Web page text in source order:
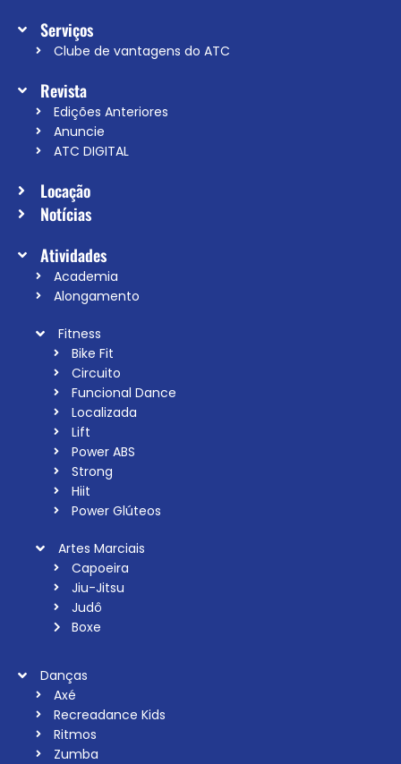
Serviços
Clube de vantagens do ATC
Revista
Edições Anteriores
Anuncie
ATC DIGITAL
Locação
Notícias
Atividades
Academia
Alongamento
Fitness
Bike Fit
Circuito
Funcional Dance
Localizada
Lift
Power ABS
Strong
Hiit
Power Glúteos
Artes Marciais
Capoeira
Jiu-Jitsu
Judô
Boxe
Danças
Axé
Recreadance Kids
Ritmos
Zumba